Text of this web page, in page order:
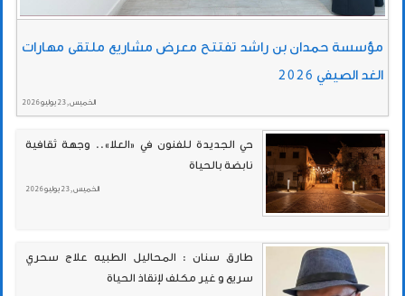
مؤسسة حمدان بن راشد تفتتح معرض مشاريع ملتقى مهارات
الغد الصيفي 2026
الخميس , 23 يوليو 2026
حي الجديدة للفنون في «العلا».. وجهة ثقافية
نابضة بالحياة
الخميس , 23 يوليو 2026
طارق سنان : المحاليل الطبيه علاج سحري
سريع و غير مكلف لإنقاذ الحياة